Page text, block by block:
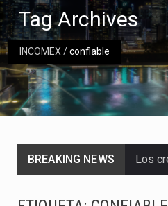
INCOMEX/confiable
Tag Archives
BREAKING NEWS